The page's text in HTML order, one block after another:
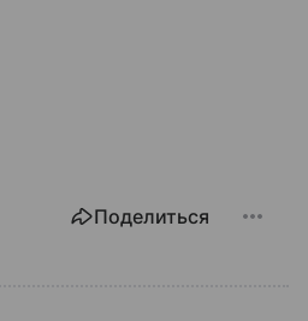
Поделиться